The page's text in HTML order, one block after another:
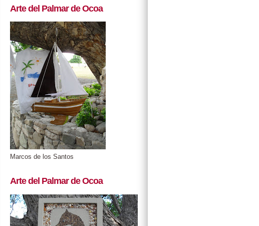
Arte del Palmar de Ocoa
Marcos de los Santos
Arte del Palmar de Ocoa